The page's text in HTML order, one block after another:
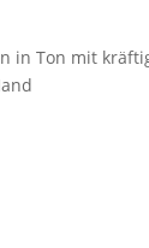
in Ton mit